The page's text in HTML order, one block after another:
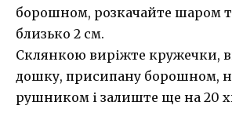
борошном, розкачайте шаром
близько 2 см.
Склянкою виріжте кружечки,
дошку, присипану борошном,
рушником і залиште ще на 20